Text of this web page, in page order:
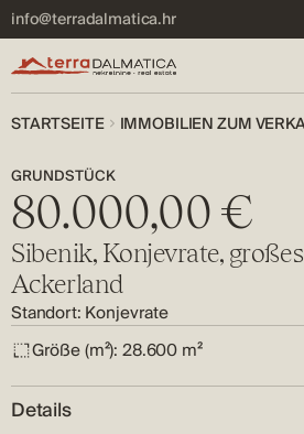
info@terradalmatica.hr
STARTSEITE IMMOBILIEN ZUM
GRUNDSTÜCK
80.000,00 €
Sibenik, Konjevrate,
Ackerland
Standort: Konjevrate
Größe (m²): 28.600 m²
Details